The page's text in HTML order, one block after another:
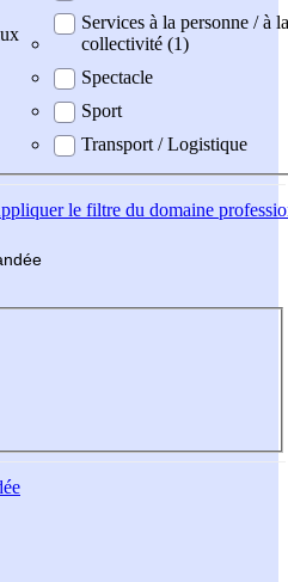
Services à la personne / à la
collectivité (1)
Spectacle
Sport
Transport / Logistique
le filtre du domaine